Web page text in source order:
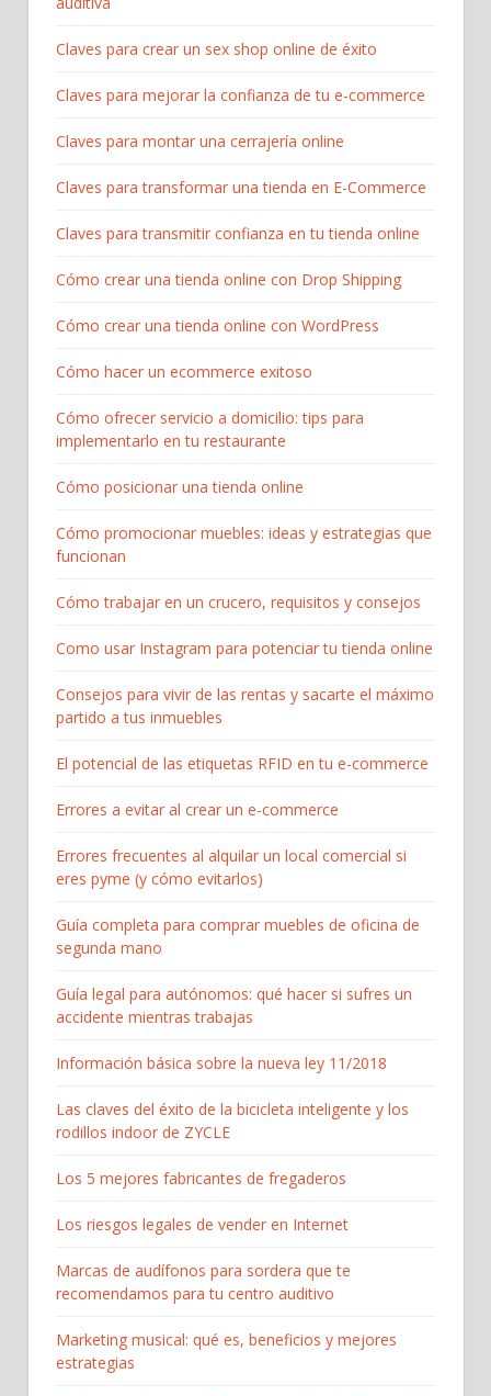
Claves para crear un sex shop online de éxito
Claves para mejorar la confianza de tu e-commerce
Claves para montar una cerrajería online
Claves para transformar una tienda en E-Commerce
Claves para transmitir confianza en tu tienda online
Cómo crear una tienda online con Drop Shipping
Cómo crear una tienda online con WordPress
Cómo hacer un ecommerce exitoso
Cómo ofrecer servicio a domicilio: tips para
implementarlo en tu restaurante
Cómo posicionar una tienda online
Cómo promocionar muebles: ideas y estrategias que
funcionan
Cómo trabajar en un crucero, requisitos y consejos
Como usar Instagram para potenciar tu tienda online
Consejos para vivir de las rentas y sacarte el máximo
partido a tus inmuebles
El potencial de las etiquetas RFID en tu e-commerce
Errores a evitar al crear un e-commerce
Errores frecuentes al alquilar un local comercial si
eres pyme (y cómo evitarlos)
Guía completa para comprar muebles de oficina de
segunda mano
Guía legal para autónomos: qué hacer si sufres un
accidente mientras trabajas
Información básica sobre la nueva ley 11/2018
Las claves del éxito de la bicicleta inteligente y los
rodillos indoor de ZYCLE
Los 5 mejores fabricantes de fregaderos
Los riesgos legales de vender en Internet
Marcas de audífonos para sordera que te
recomendamos para tu centro auditivo
Marketing musical: qué es, beneficios y mejores
estrategias